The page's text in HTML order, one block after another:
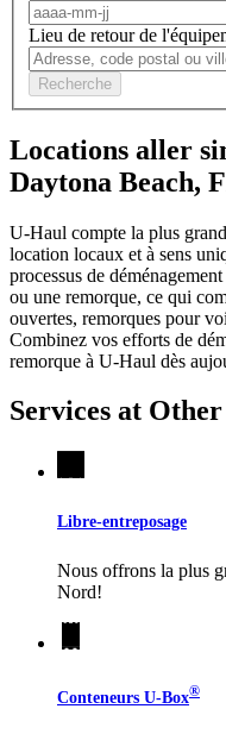
Lieu de retour de
Recherche
Locations aller
Daytona Beach,
U-Haul compte la plus
location locaux et à sens
processus de
ou une remorque, ce qui
ouvertes, remorques pour
Combinez vos efforts de
remorque à U-Haul dès
Services at Other
Libre-entreposage
Nous offrons la plus
Nord!
Conteneurs U-Box®